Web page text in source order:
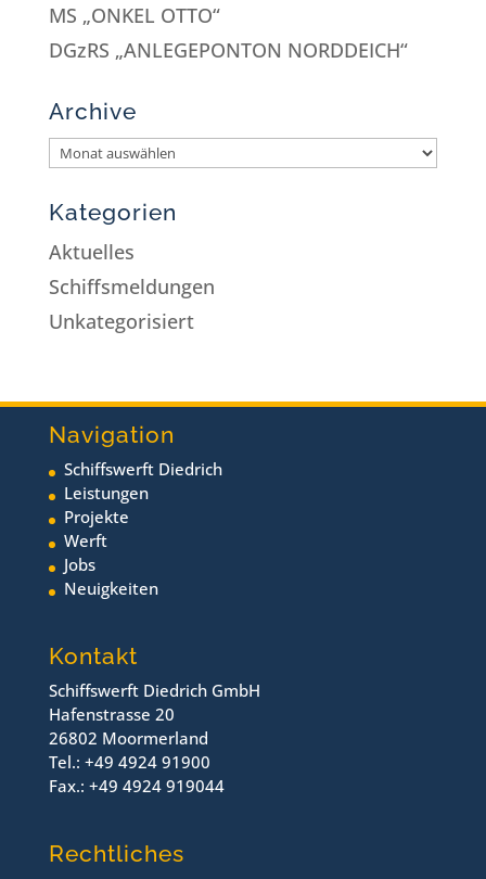
MS „ONKEL OTTO“
DGzRS „ANLEGEPONTON NORDDEICH“
Archive
Kategorien
Aktuelles
Schiffsmeldungen
Unkategorisiert
Navigation
Schiffswerft Diedrich
Leistungen
Projekte
Werft
Jobs
Neuigkeiten
Kontakt
Schiffswerft Diedrich GmbH
Hafenstrasse 20
26802 Moormerland
Tel.: +49 4924 91900
Fax.: +49 4924 919044
Rechtliches